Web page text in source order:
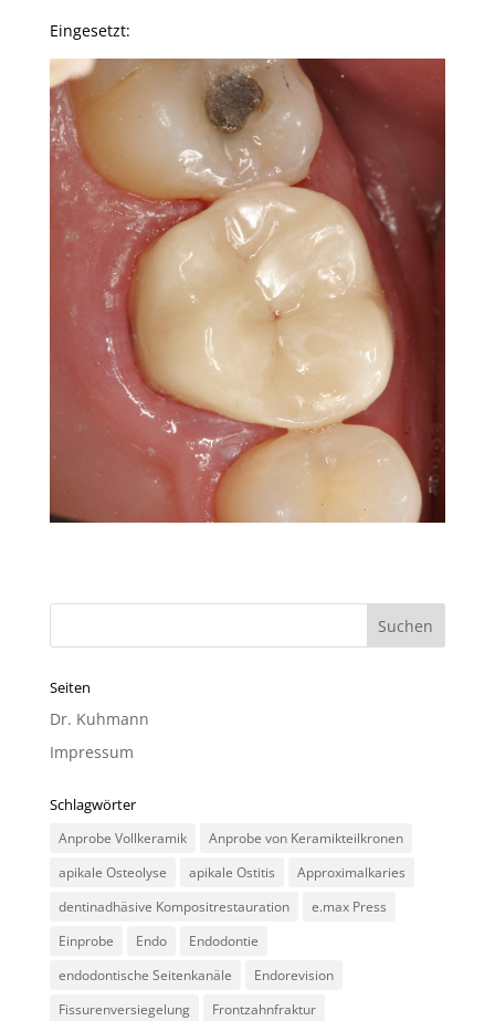
Eingesetzt:
Seiten
Dr. Kuhmann
Impressum
Schlagwörter
Anprobe Vollkeramik
Anprobe von Keramikteilkronen
apikale Osteolyse
apikale Ostitis
Approximalkaries
dentinadhäsive Kompositrestauration
e.max Press
Einprobe
Endo
Endodontie
endodontische Seitenkanäle
Endorevision
Fissurenversiegelung
Frontzahnfraktur